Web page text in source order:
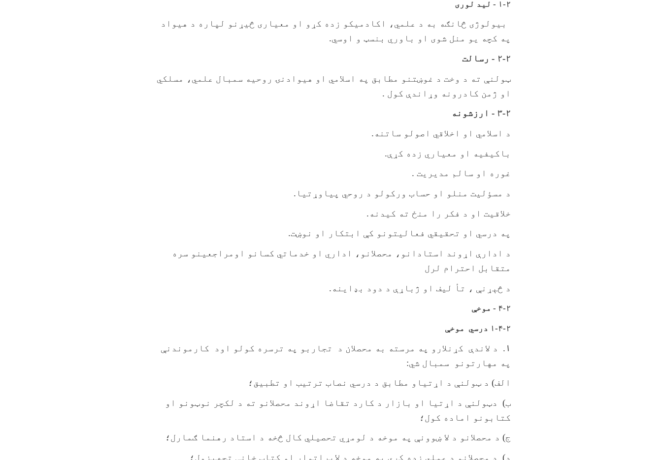
۱-۲ - لید لوری
بیولوژی څانګه به د علمي، اکادمیکو زده کړو او معیاری څیړنو لپاره د هیواد
په کچه یو منل شوی او باوري بنسټ و اوسي.
۲-۲ - رسالت
ټولنې ته د وخت د غوښتنو مطابق په اسلامي او هیوادنۍ روحیه سمبال علمي، مسلکي
او ژمن کادرونه وړاندې کول .
۳-۲ - ارزشونه
د اسلامي او اخلاقي اصولو ساتنه.
باکیفیه او معیاري زده کړې.
غوره او سالم مدیریت .
د مسؤلیت منلو او حساب ورکولو د روحي پیاوړتیا.
خلاقیت او د فکر را منځ ته کیدنه.
په درسي او تحقیقي فعالیتونو کې ابتکار او نوښت.
د ادارې اړوند استادانو، محصلانو، اداري او خدماتي کسانو اومراجعینو سره
متقابل احترام لرل
د څېړنې ، تأ لیف او ژباړې د دود بډاینه.
۴-۲ - موخ ې
۱-۴-۲ درسي موخې
۱ . د لاندې کړنلارو په مرسته به محصلان د تجاربو په ترسره کولو اود کارموندنې
په مهارتونو سمبال شي:
الف) د ټولنې د اړتیاو مطابق د درسي نصاب ترتیب او تطبیق‌؛
ب) دټولنې د اړتیا او بازار د کارد تقاضا اړوند محصلانو ته د لکچر نوټونو او
کتابونو اماده کول؛
ج) د محصلانو د لا ښوونې په موخه د لومړي تحصیلي کال څخه د استاد رهنما ګمارل؛
د) د محصلانو د عملي زده کړې په موخه د لابراتوار او کتاب خانی تجهیزول؛